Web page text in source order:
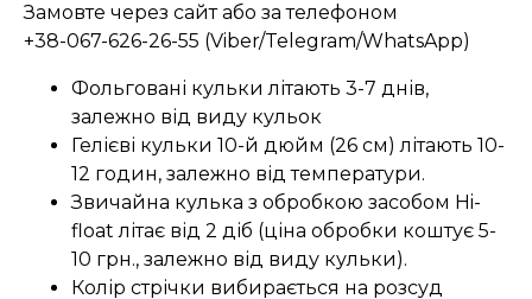
Замовте через сайт або за телефоном
+38-067-626-26-55 (Viber/Telegram/WhatsApp)
Фольговані кульки літають 3-7 днів,
залежно від виду кульок
Гелієві кульки 10-й дюйм (26 см) літають 10-
12 годин, залежно від температури.
Звичайна кулька з обробкою засобом Hi-
float літає від 2 діб (ціна обробки коштує 5-
10 грн., залежно від виду кульки).
Колір стрічки вибирається на розсуд